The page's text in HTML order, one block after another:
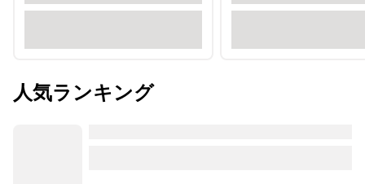
人気ランキング